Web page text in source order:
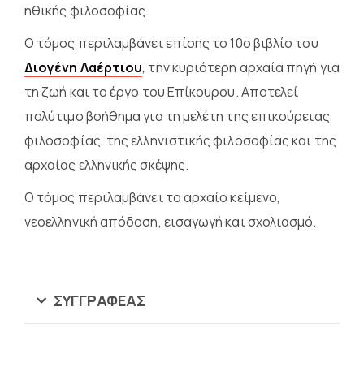
ηθικής φιλοσοφίας.
Ο τόμος περιλαμβάνει επίσης το 10ο βιβλίο του
Διογένη Λαέρτιου, την κυριότερη αρχαία πηγή για
τη ζωή και το έργο του Επίκουρου. Αποτελεί
πολύτιμο βοήθημα για τη μελέτη της επικούρειας
φιλοσοφίας, της ελληνιστικής φιλοσοφίας και της
αρχαίας ελληνικής σκέψης.
Ο τόμος περιλαμβάνει το αρχαίο κείμενο,
νεοελληνική απόδοση, εισαγωγή και σχολιασμό.
ΣΥΓΓΡΑΦΈΑΣ